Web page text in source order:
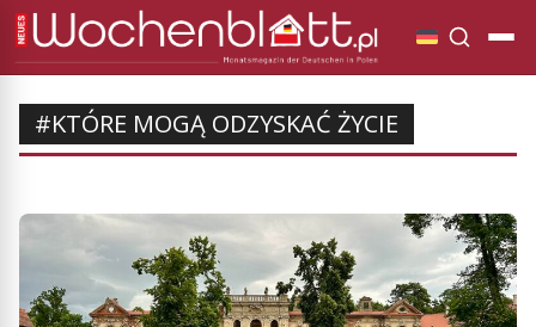
#KTÓRE MOGĄ ODZYSKAĆ ŻYCIE